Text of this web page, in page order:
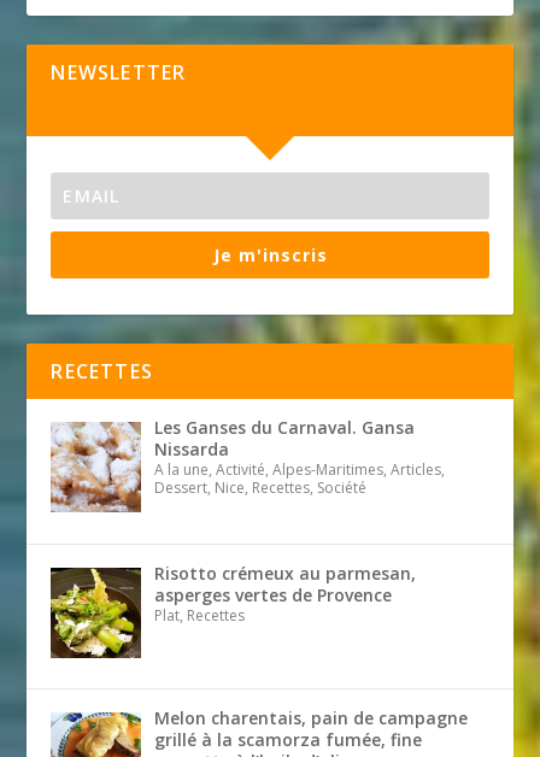
NEWSLETTER
Je m'inscris
RECETTES
Les Ganses du Carnaval. Gansa
Nissarda
A la une, Activité, Alpes-Maritimes, Articles,
Dessert, Nice, Recettes, Société
Risotto crémeux au parmesan,
asperges vertes de Provence
Plat, Recettes
Melon charentais, pain de campagne
grillé à la scamorza fumée, fine